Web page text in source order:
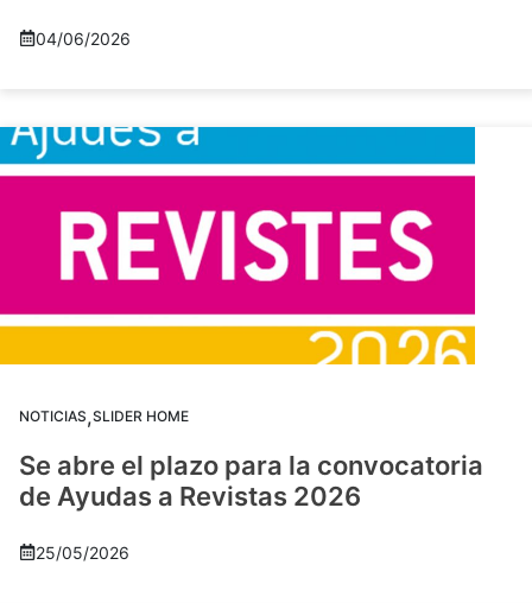
04/06/2026
NOTICIAS,SLIDER HOME
Se abre el plazo para la convocatoria
de Ayudas a Revistas 2026
25/05/2026